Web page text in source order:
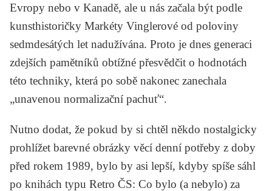
Evropy nebo v Kanadě, ale u nás začala být podle
kunsthistoričky Markéty Vinglerové od poloviny
sedmdesátých let nadužívána. Proto je dnes generaci
zdejších pamětníků obtížné přesvědčit o hodnotách
této techniky, která po sobě nakonec zanechala
„unavenou normalizační pachuť“.
Nutno dodat, že pokud by si chtěl někdo nostalgicky
prohlížet barevné obrázky věcí denní potřeby z doby
před rokem 1989, bylo by asi lepší, kdyby spíše sáhl
po knihách typu Retro ČS: Co bylo (a nebylo) za